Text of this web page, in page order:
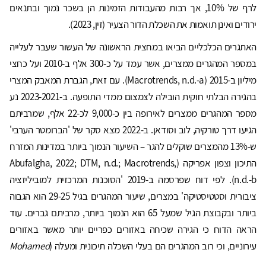
לרף של 10%, אך רבות מהעבודות הזמינות הן בשכר נמוך ובתנאים
ירודים ואינן תואמות את השכלת הדור הצעיר (זין, 2023).
האתגרים הכלכליים הביאו במחצית הראשונה של העשור שעבר לעלייה
במספר המהגרים ממצרים, אשר עמד על כ-300 אלף ב-2010 ועל כחצי
מיליון ב-2015 (Macrotrends, n.d.-a). עם זאת, הגברת המאבק המצרי
בהגירה הבלתי חוקית הובילה לצמצום ממדי התופעה. ב-2023-2021 נע
מספר המהגרים ממצרים לאירופה בין כ-9,000 לכ-22 אלף, שמרביתם
הגיעו דרך טורקיה, לוב וסודאן. ב-2022 מצא סקר של 'הברומטר הערבי'
ש-13% מהמצרים שוקלים להגר – השיעור הנמוך ביותר במדינות המזרח
התיכון וצפון אפריקה (Abufalgha, 2022; DTM, n.d.; Macrotrends,
n.d.-b). לפי דוח שפרסמה ב-2019 'הסוכנות המרכזית למוביליזציה
ציבורית וסטטיסטיקה' במצרים, שיעור המהגרים בגיל 29-25 הוא הגבוה
ביותר ובקבוצת הגיל שמעל 65 הוא הנמוך ביותר, מרביתם גברים. עוד
הראה הדוח כי הגירה שכיחה באזורים כפריים יותר מאשר באזורים
עירוניים, וכי רוב המהגרים הם בעלי השכלה תיכונית ומעלה (Mohamed